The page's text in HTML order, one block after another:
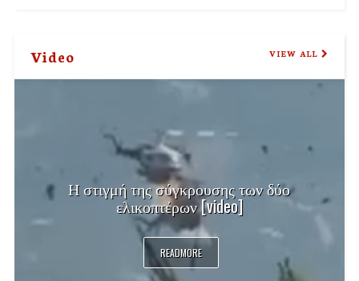
Video VIEW ALL
Η στιγμή της σύγκρουσης των δύο
ελικοπτέρων [video]
READMORE